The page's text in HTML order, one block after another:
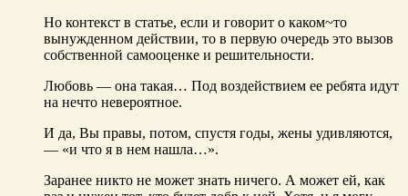
Но контекст в статье, если и говорит о каком~то
вынужденном действии, то в первую очередь это вызов
собственной самооценке и решительности.
Любовь — она такая… Под воздействием ее ребята идут
на нечто невероятное.
И да, Вы правы, потом, спустя годы, жены удивляются,
— «и что я в нем нашла…».
Заранее никто не может знать ничего. А может ей, как